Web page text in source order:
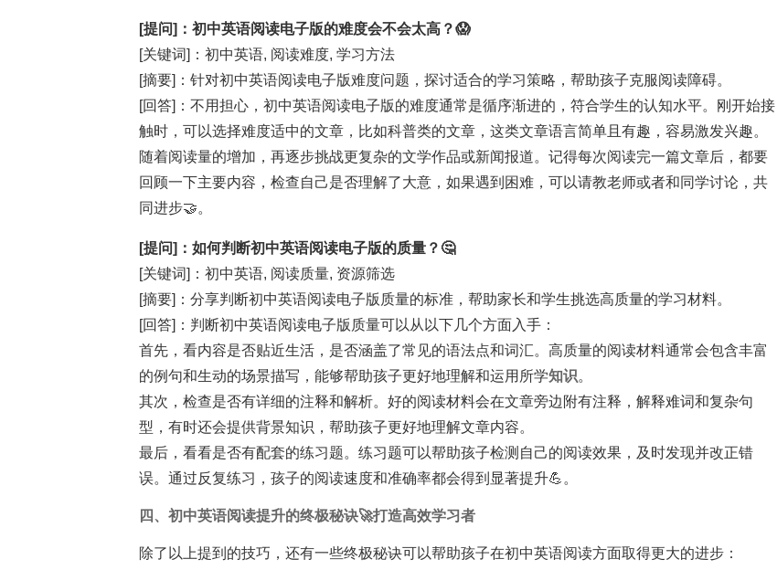
[提问]：初中英语阅读电子版的难度会不会太高？😱
[关键词]：初中英语, 阅读难度, 学习方法
[摘要]：针对初中英语阅读电子版难度问题，探讨适合的学习策略，帮助孩子克服阅读障碍。
[回答]：不用担心，初中英语阅读电子版的难度通常是循序渐进的，符合学生的认知水平。刚开始接
触时，可以选择难度适中的文章，比如科普类的文章，这类文章语言简单且有趣，容易激发兴趣。
随着阅读量的增加，再逐步挑战更复杂的文学作品或新闻报道。记得每次阅读完一篇文章后，都要
回顾一下主要内容，检查自己是否理解了大意，如果遇到困难，可以请教老师或者和同学讨论，共
同进步🤝。
[提问]：如何判断初中英语阅读电子版的质量？🤔
[关键词]：初中英语, 阅读质量, 资源筛选
[摘要]：分享判断初中英语阅读电子版质量的标准，帮助家长和学生挑选高质量的学习材料。
[回答]：判断初中英语阅读电子版质量可以从以下几个方面入手：
首先，看内容是否贴近生活，是否涵盖了常见的语法点和词汇。高质量的阅读材料通常会包含丰富
的例句和生动的场景描写，能够帮助孩子更好地理解和运用所学知识。
其次，检查是否有详细的注释和解析。好的阅读材料会在文章旁边附有注释，解释难词和复杂句
型，有时还会提供背景知识，帮助孩子更好地理解文章内容。
最后，看看是否有配套的练习题。练习题可以帮助孩子检测自己的阅读效果，及时发现并改正错
误。通过反复练习，孩子的阅读速度和准确率都会得到显著提升💪。
四、初中英语阅读提升的终极秘诀🚀打造高效学习者
除了以上提到的技巧，还有一些终极秘诀可以帮助孩子在初中英语阅读方面取得更大的进步：